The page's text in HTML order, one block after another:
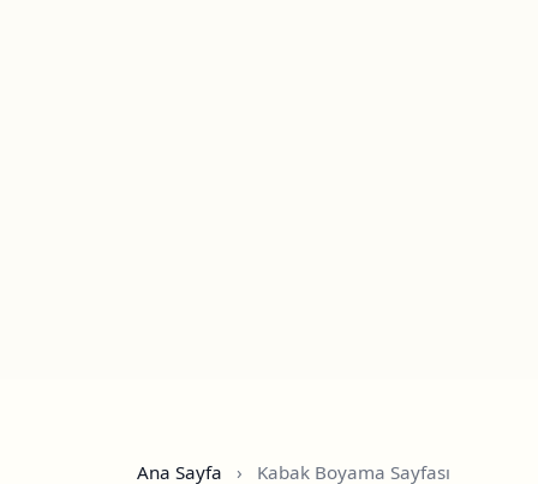
Ana Sayfa › Kabak Boyama Sayfası